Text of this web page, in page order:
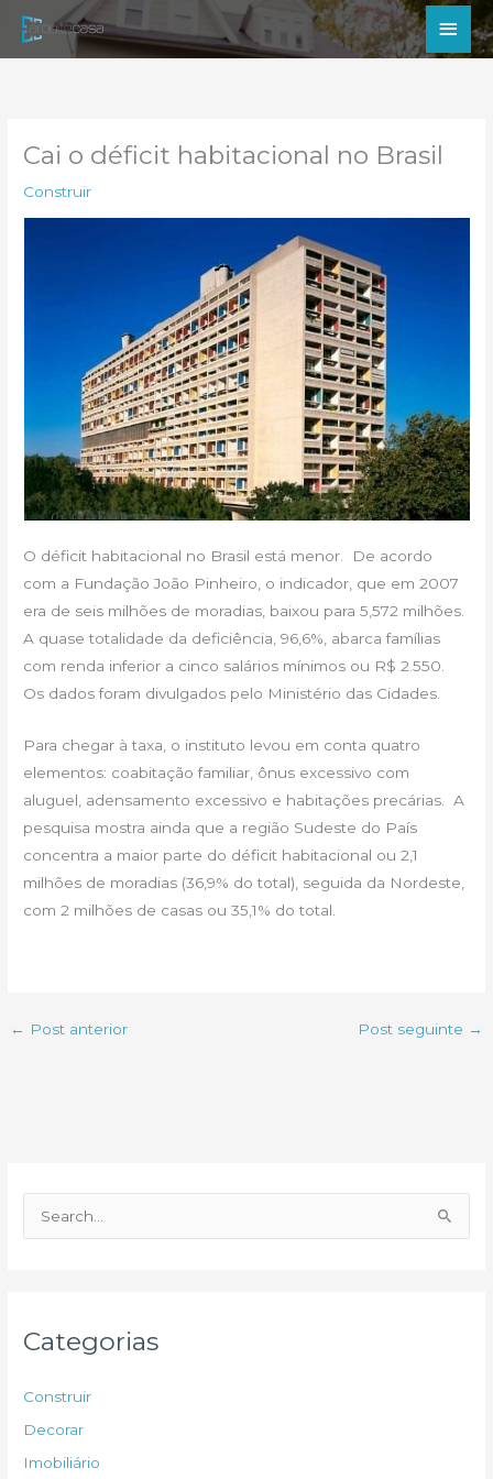
para
Cai o déficit habitacional no Brasil
Construir
O déficit habitacional no Brasil está menor. De acordo
com a Fundação João Pinheiro, o indicador, que em 2007
era de seis milhões de moradias, baixou para 5,572 milhões.
A quase totalidade da deficiência, 96,6%, abarca famílias
com renda inferior a cinco salários mínimos ou R$ 2.550.
Os dados foram divulgados pelo Ministério das Cidades.
Para chegar à taxa, o instituto levou em conta quatro
elementos: coabitação familiar, ônus excessivo com
aluguel, adensamento excessivo e habitações precárias. A
pesquisa mostra ainda que a região Sudeste do País
concentra a maior parte do déficit habitacional ou 2,1
milhões de moradias (36,9% do total), seguida da Nordeste,
com 2 milhões de casas ou 35,1% do total.
← Post anterior Post seguinte →
e
p
Categorias
Construir
Decorar
Imobiliário